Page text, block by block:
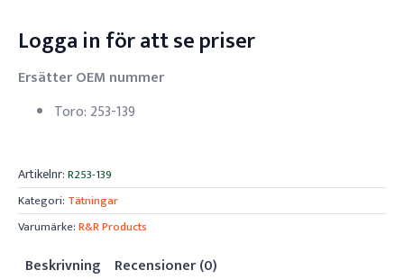
Logga in för att se priser
Ersätter OEM nummer
Toro: 253-139
Artikelnr:R253-139
Kategori: Tätningar
Varumärke:R&R Products
Beskrivning Recensioner (0)